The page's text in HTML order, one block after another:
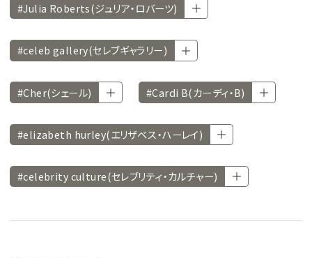
#Julia Roberts(ジュリア・ロバーツ)
#celeb gallery(セレブギャラリー)
#Cher(シェール) #Cardi B(カーディ・B)
#elizabeth hurley(エリザベス・ハーレイ)
#celebrity culture(セレブリティ・カルチャー)